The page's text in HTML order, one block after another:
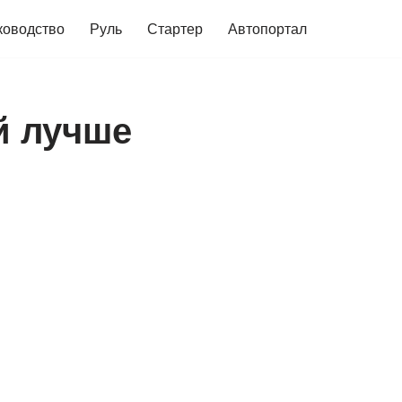
Руль Стартер Автопортал
лучше